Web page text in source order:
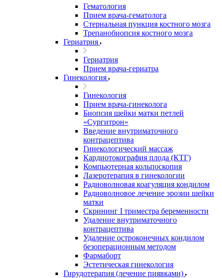
Гематология
Прием врача-гематолога
Стернальная пункция костного мозга
Трепанобиопсия костного мозга
Гериатрия
Гериатрия
Прием врача-гериатра
Гинекология
Гинекология
Прием врача-гинеколога
Биопсия шейки матки петлей
«Сургитрон»
Введение внутриматочного
контрацептива
Гинекологический массаж
Кардиотокография плода (КТГ)
Компьютерная кольпоскопия
Лазеротерапия в гинекологии
Радиоволновая коагуляция кондилом
Радиоволновое лечение эрозии шейки
матки
Скрининг I триместра беременности
Удаление внутриматочного
контрацептива
Удаление остроконечных кондилом
безоперационным методом
Фармаборт
Эстетическая гинекология
Гирудотерапия (лечение пиявками)